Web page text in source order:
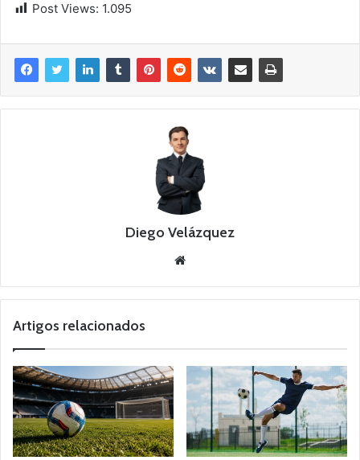
Post Views: 1.095
Diego Velázquez
Website
Artigos relacionados